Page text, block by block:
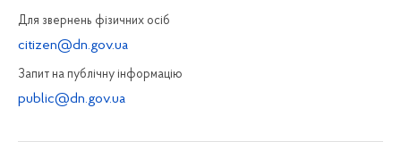
Для звернень фізичних осiб
citizen@dn.gov.ua
Запит на публiчну інформацiю
public@dn.gov.ua